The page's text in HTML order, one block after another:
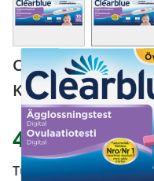
Clearblue
KPL
48,00 €
Tuotekoodi 2117323